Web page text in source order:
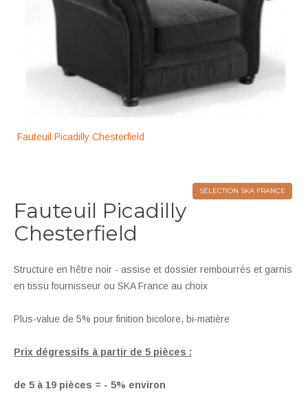
Fauteuil Picadilly Chesterfield
SÉLECTION SKA FRANCE
Fauteuil Picadilly
Chesterfield
Structure en hêtre noir - assise et dossier rembourrés et garnis
en tissu fournisseur ou SKA France au choix
Plus-value de 5% pour finition bicolore, bi-matière
Prix dégressifs à partir de 5 pièces :
de 5 à 19 pièces = - 5% environ